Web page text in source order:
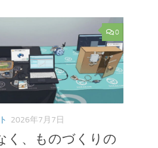
0
2026年7月7日
く、ものづくりの